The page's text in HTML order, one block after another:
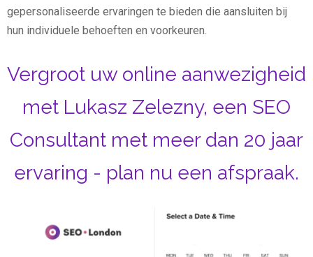
gepersonaliseerde ervaringen te bieden die aansluiten bij
hun individuele behoeften en voorkeuren.
Vergroot uw online aanwezigheid
met Lukasz Zelezny, een SEO
Consultant met meer dan 20 jaar
ervaring - plan nu een afspraak.